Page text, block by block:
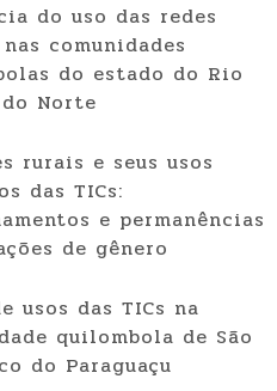
do uso das redes
comunidades
do estado do Rio
Norte
rurais e seus usos
das TICs:
e permanências
de gênero
usos das TICs na
quilombola de São
do Paraguaçu